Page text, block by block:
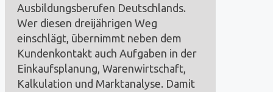
Ausbildungsberufen Deutschlands.
Wer diesen dreijährigen Weg
einschlägt, übernimmt neben dem
Kundenkontakt auch Aufgaben in der
Einkaufsplanung, Warenwirtschaft,
Kalkulation und Marktanalyse. Damit